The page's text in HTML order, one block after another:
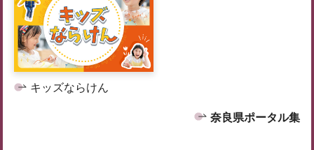
キッズならけん
奈良県ポータル集